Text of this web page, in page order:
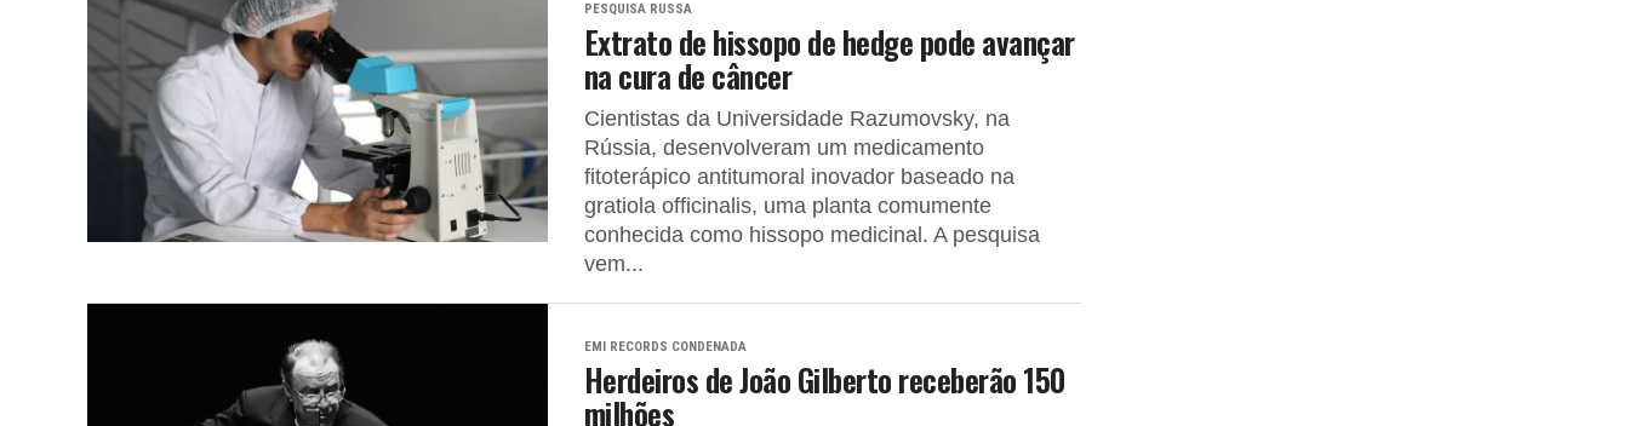
PESQUISA RUSSA
Extrato de hissopo de hedge pode avançar
na cura de câncer
Cientistas da Universidade Razumovsky, na
Rússia, desenvolveram um medicamento
fitoterápico antitumoral inovador baseado na
gratiola officinalis, uma planta comumente
conhecida como hissopo medicinal. A pesquisa
vem...
EMI RECORDS CONDENADA
Herdeiros de João Gilberto receberão 150
milhões